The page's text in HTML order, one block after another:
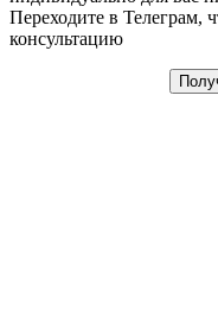
Переходите в Телеграм,
консультацию